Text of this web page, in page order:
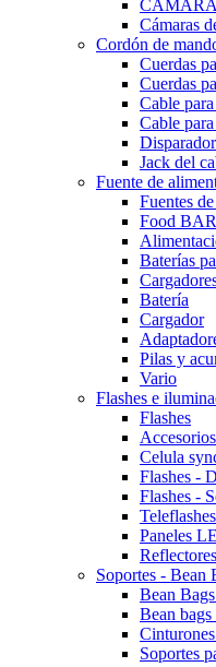
Cámaras
Cordón de
Cuerdas
Cuerdas
Cable
Cable
Jack del
Fuente de
Fuentes
Food
Baterías
Batería
Cargador
Pilas y
Vario
Flashes e
Flashes
Celula
Flashes -
Flashes -
Teleflashes
Paneles
Reflectores
Soportes - Bean
Bean
Bean
Soportes